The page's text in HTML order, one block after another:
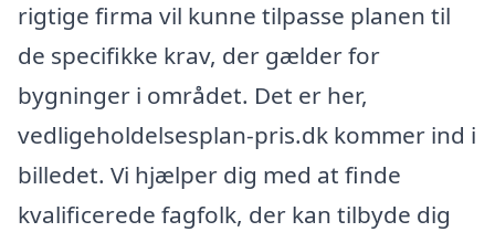
rigtige firma vil kunne tilpasse planen til
de specifikke krav, der gælder for
bygninger i området. Det er her,
vedligeholdelsesplan-pris.dk kommer ind i
billedet. Vi hjælper dig med at finde
kvalificerede fagfolk, der kan tilbyde dig